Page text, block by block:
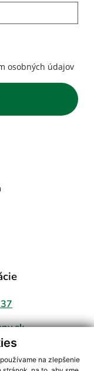
na zlepšenie
osobných údajov